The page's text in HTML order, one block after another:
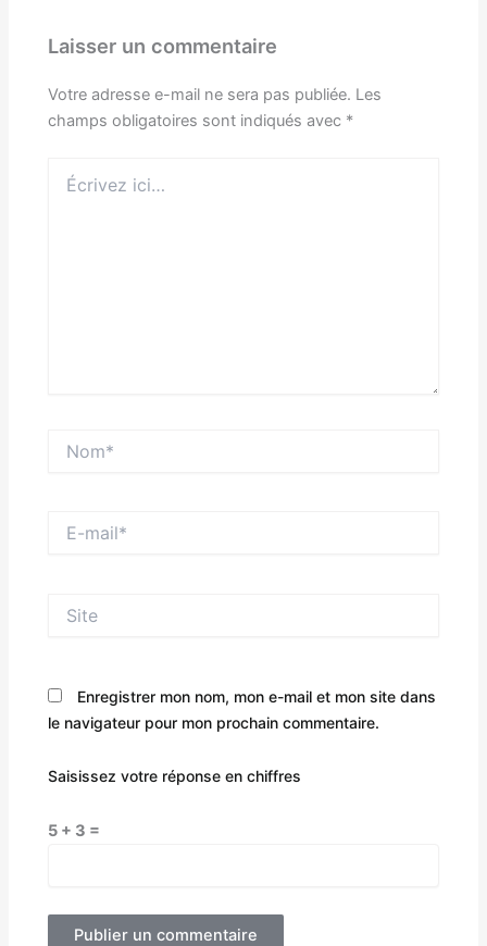
Laisser un commentaire
Votre adresse e-mail ne sera pas publiée. Les
champs obligatoires sont indiqués avec *
ici…
mail*
Enregistrer mon nom, mon e-mail et mon site dans
le navigateur pour mon prochain commentaire.
Saisissez votre réponse en chiffres
5 + 3 =